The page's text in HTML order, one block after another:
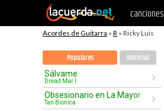
canciones
Acordes de Guitarra » R » Ricky Luis
Populares Historial
Sálvame
Dread Mar I
Obsesionario en La Mayor
Tan Bionica